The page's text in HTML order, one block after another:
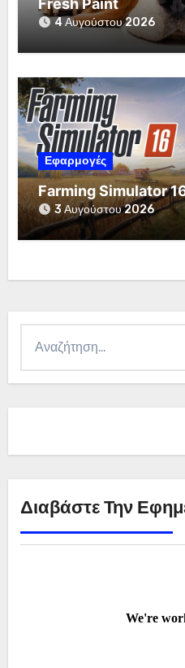
Fresh Paint
4 Αυγούστου 2026
Εφαρμογές
Farming Simulator
3 Αυγούστου 2026
Διαβάστε Την